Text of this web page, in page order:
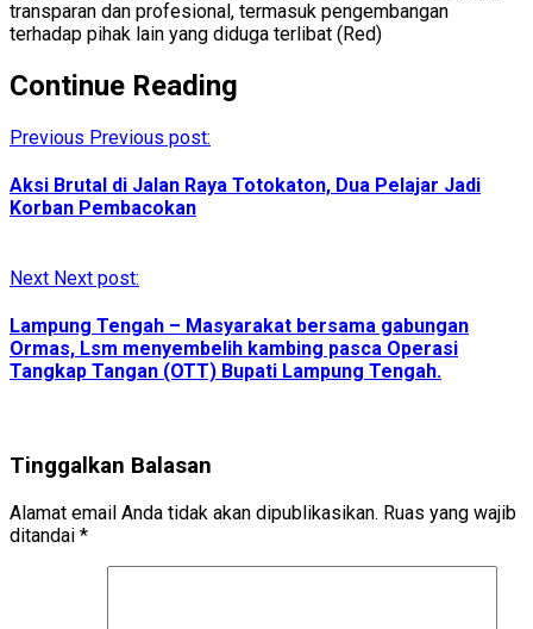
transparan dan profesional, termasuk pengembangan
terhadap pihak lain yang diduga terlibat (Red)
Continue Reading
Previous Previous post:
Aksi Brutal di Jalan Raya Totokaton, Dua Pelajar Jadi
Korban Pembacokan
Next Next post:
Lampung Tengah – Masyarakat bersama gabungan
Ormas, Lsm menyembelih kambing pasca Operasi
Tangkap Tangan (OTT) Bupati Lampung Tengah.
Tinggalkan Balasan
Alamat email Anda tidak akan dipublikasikan. Ruas yang wajib
ditandai *